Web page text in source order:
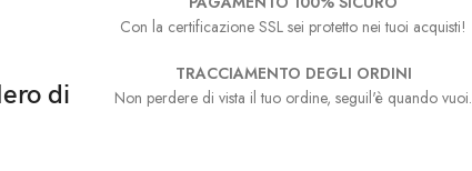
di
Con la certificazione SSL sei protetto nei tuoi acquisti!
TRACCIAMENTO DEGLI ORDINI
Non perdere di vista il tuo ordine, seguil'è quando vuoi.